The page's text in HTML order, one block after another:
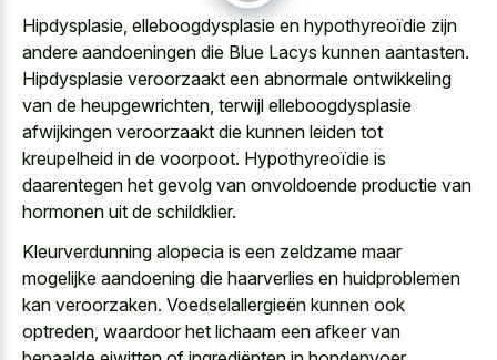
Hipdysplasie, elleboogdysplasie en hypothyreoïdie zijn
andere aandoeningen die Blue Lacys kunnen aantasten.
Hipdysplasie veroorzaakt een abnormale ontwikkeling
van de heupgewrichten, terwijl elleboogdysplasie
afwijkingen veroorzaakt die kunnen leiden tot
kreupelheid in de voorpoot. Hypothyreoïdie is
daarentegen het gevolg van onvoldoende productie van
hormonen uit de schildklier.
Kleurverdunning alopecia is een zeldzame maar
mogelijke aandoening die haarverlies en huidproblemen
kan veroorzaken. Voedselallergieën kunnen ook
optreden, waardoor het lichaam een afkeer van